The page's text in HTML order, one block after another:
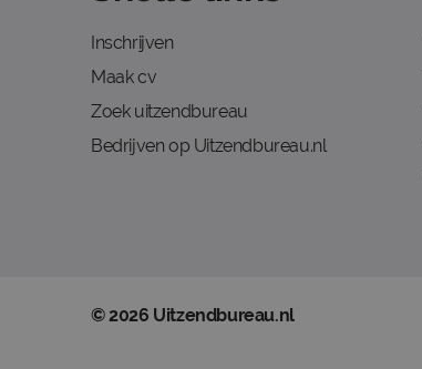
Inschrijven
Maak cv
Zoek uitzendbureau
Bedrijven op Uitzendbureau.nl
© 2026 Uitzendbureau.nl